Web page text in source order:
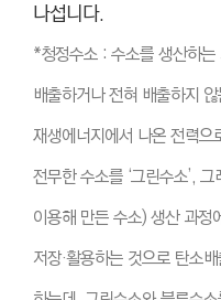
나섭니다.
*청정수소 : 수소를 생산하
배출하거나 전혀 배출하지
재생에너지에서 나온 전력
전무한 수소를 ‘그린수소’,
이용해 만든 수소) 생산 과
저장·활용하는 것으로 탄소